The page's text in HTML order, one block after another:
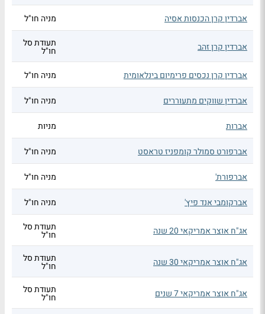
אברדין קרן הכנסות אסיה מניה חו"ל
אברדין קרן זהב תעודת סל
חו"ל
אברדין קרן נכסים פרימיום בינלאומית
מניה חו"ל
אברדין שווקים מתעוררים מניה חו"ל
אברות מניות
אברפורט סמולר קומפניז טראסט מניה חו"ל
אברפורת' מניה חו"ל
אברקומבי אנד פיץ' מניה חו"ל
אג"ח אוצר אמריקאי 20 שנה תעודת סל
חו"ל
אג"ח אוצר אמריקאי 30 שנה תעודת סל
חו"ל
אג"ח אוצר אמריקאי 7 שנים תעודת סל
חו"ל